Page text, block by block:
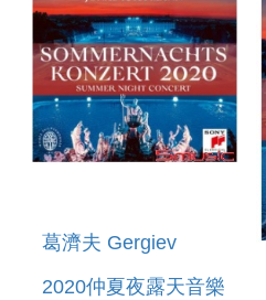
ET CHLOE;
STRAVINSKY:
PETROUCHKA,
L’OISEAU DE
葛濟夫 Gergiev
2020仲夏夜露天音樂